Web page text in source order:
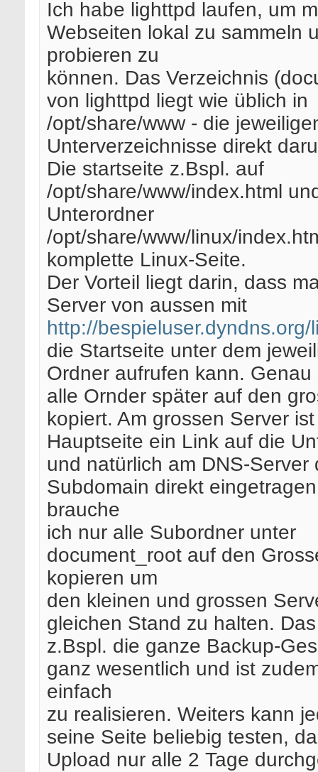
Ich habe lighttpd laufen, um
Webseiten lokal zu sammeln
probieren zu
können. Das Verzeichnis
von lighttpd liegt wie üblich in
/opt/share/www - die
Unterverzeichnisse direkt
Die startseite z.Bspl. auf
/opt/share/www/index.html
Unterordner
/opt/share/www/linux/
komplette Linux-Seite.
Der Vorteil liegt darin, dass
Server von aussen mit
http://bespieluser.dyndns.org/
die Startseite unter dem
Ordner aufrufen kann. Genau
alle Ornder später auf den
kopiert. Am grossen Server
Hauptseite ein Link auf die
und natürlich am DNS-Server
Subdomain direkt
brauche
ich nur alle Subordner unter
document_root auf den
kopieren um
den kleinen und grossen
gleichen Stand zu halten.
z.Bspl. die ganze Backup-
ganz wesentlich und ist
einfach
zu realisieren. Weiters kann
seine Seite beliebig testen,
Upload nur alle 2 Tage